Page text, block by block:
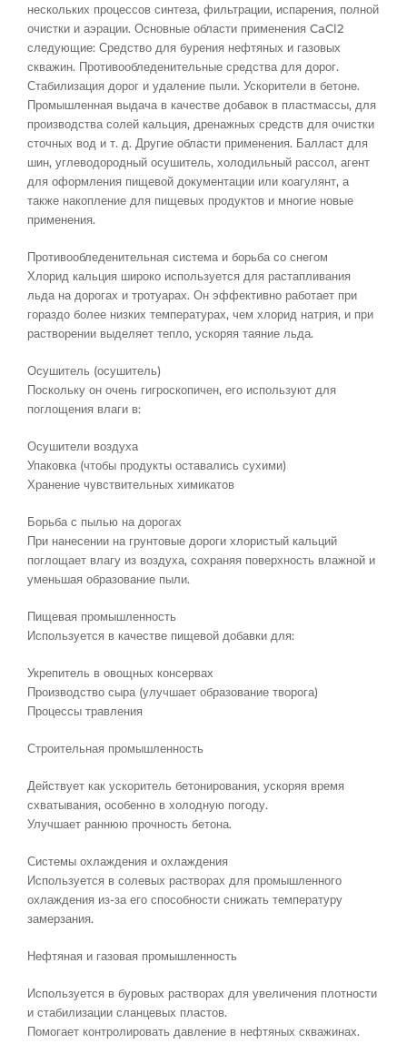
нескольких процессов синтеза, фильтрации, испарения, полной
очистки и аэрации. Основные области применения CaCl2
следующие: Средство для бурения нефтяных и газовых
скважин. Противообледенительные средства для дорог.
Стабилизация дорог и удаление пыли. Ускорители в бетоне.
Промышленная выдача в качестве добавок в пластмассы, для
производства солей кальция, дренажных средств для очистки
сточных вод и т. д. Другие области применения. Балласт для
шин, углеводородный осушитель, холодильный рассол, агент
для оформления пищевой документации или коагулянт, а
также накопление для пищевых продуктов и многие новые
применения.
Противообледенительная система и борьба со снегом
Хлорид кальция широко используется для растапливания
льда на дорогах и тротуарах. Он эффективно работает при
гораздо более низких температурах, чем хлорид натрия, и при
растворении выделяет тепло, ускоряя таяние льда.
Осушитель (осушитель)
Поскольку он очень гигроскопичен, его используют для
поглощения влаги в:
Осушители воздуха
Упаковка (чтобы продукты оставались сухими)
Хранение чувствительных химикатов
Борьба с пылью на дорогах
При нанесении на грунтовые дороги хлористый кальций
поглощает влагу из воздуха, сохраняя поверхность влажной и
уменьшая образование пыли.
Пищевая промышленность
Используется в качестве пищевой добавки для:
Укрепитель в овощных консервах
Производство сыра (улучшает образование творога)
Процессы травления
Строительная промышленность
Действует как ускоритель бетонирования, ускоряя время
схватывания, особенно в холодную погоду.
Улучшает раннюю прочность бетона.
Системы охлаждения и охлаждения
Используется в солевых растворах для промышленного
охлаждения из-за его способности снижать температуру
замерзания.
Нефтяная и газовая промышленность
Используется в буровых растворах для увеличения плотности
и стабилизации сланцевых пластов.
Помогает контролировать давление в нефтяных скважинах.